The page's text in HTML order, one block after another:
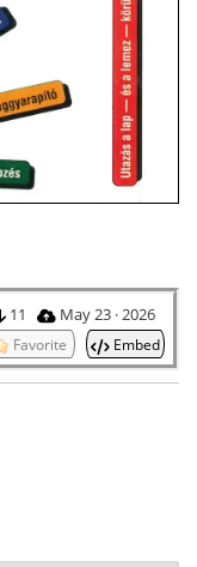
11 May 23 · 2026
Favorite Embed